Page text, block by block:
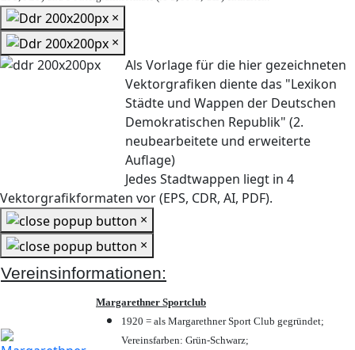
×
×
Als Vorlage für die hier gezeichneten
Vektorgrafiken diente das "Lexikon
Städte und Wappen der Deutschen
Demokratischen Republik" (2.
neubearbeitete und erweiterte
Auflage)
Jedes Stadtwappen liegt in 4
Vektorgrafikformaten vor (EPS, CDR, AI, PDF).
×
×
Vereinsinformationen:
Margarethner Sportclub
1920 = als Margarethner Sport Club gegründet;
Vereinsfarben: Grün-Schwarz;